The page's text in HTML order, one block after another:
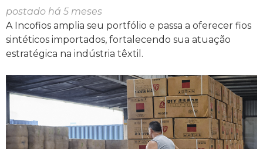
postado há 5 meses
A Incofios amplia seu portfólio e passa a oferecer fios
sintéticos importados, fortalecendo sua atuação
estratégica na indústria têxtil.